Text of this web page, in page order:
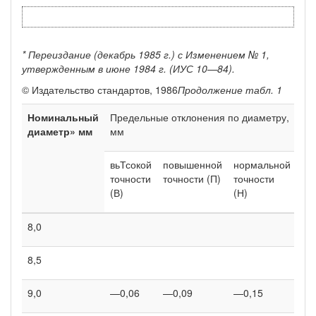
* Переиздание (декабрь 1985 г.) с Изменением № 1,
утвержденным в июне 1984 г. (ИУС 10—84).
© Издательство стандартов, 1986Продолжение табл. 1
Номинальный
диаметр» мм
Предельные отклонения по диаметру,
мм
вьТсокой
точности
(В)
повышенной
точности (П)
нормальной
точности
(Н)
8,0
8,5
9,0 —0,06 —0,09 —0,15